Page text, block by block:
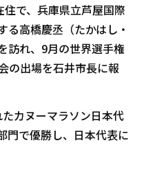
で、兵庫県立芦屋国際
る高橋慶丞（たかはし・
訪れ、9月の世界選手権
の出場を石井市長に報
カヌーマラソン日本代
門で優勝し、日本代表に